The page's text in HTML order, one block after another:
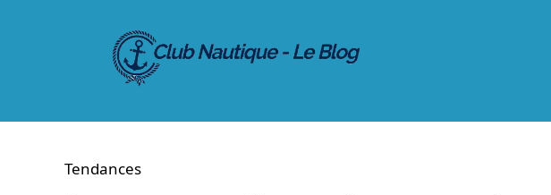
Tendances